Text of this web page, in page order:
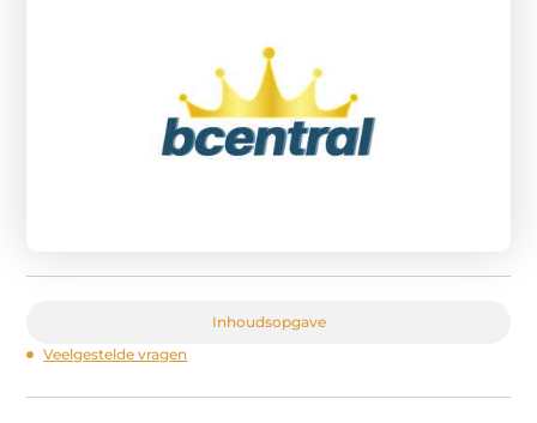
Inhoudsopgave
Veelgestelde vragen